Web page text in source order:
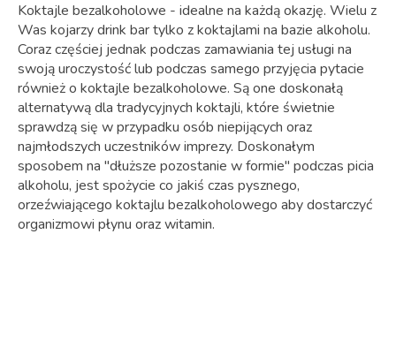
Koktajle bezalkoholowe - idealne na każdą okazję. Wielu z
Was kojarzy drink bar tylko z koktajlami na bazie alkoholu.
Coraz częściej jednak podczas zamawiania tej usługi na
swoją uroczystość lub podczas samego przyjęcia pytacie
również o koktajle bezalkoholowe. Są one doskonałą
alternatywą dla tradycyjnych koktajli, które świetnie
sprawdzą się w przypadku osób niepijących oraz
najmłodszych uczestników imprezy. Doskonałym
sposobem na "dłuższe pozostanie w formie" podczas picia
alkoholu, jest spożycie co jakiś czas pysznego,
orzeźwiającego koktajlu bezalkoholowego aby dostarczyć
organizmowi płynu oraz witamin.